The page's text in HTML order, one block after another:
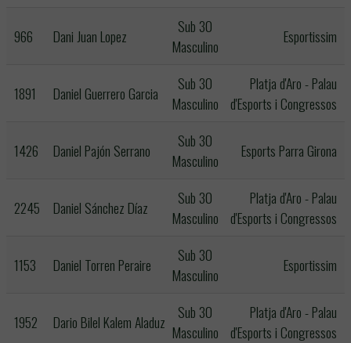
966 Dani Juan Lopez
Sub 30
Masculino
Esportissim
1891 Daniel Guerrero Garcia
Sub 30
Masculino
Platja d'Aro - Palau
d'Esports i Congressos
1426 Daniel Pajón Serrano
Sub 30
Masculino
Esports Parra Girona
2245 Daniel Sánchez Díaz
Sub 30
Masculino
Platja d'Aro - Palau
d'Esports i Congressos
1153 Daniel Torren Peraire
Sub 30
Masculino
Esportissim
1952 Dario Bilel Kalem Aladuz
Sub 30
Masculino
Platja d'Aro - Palau
d'Esports i Congressos